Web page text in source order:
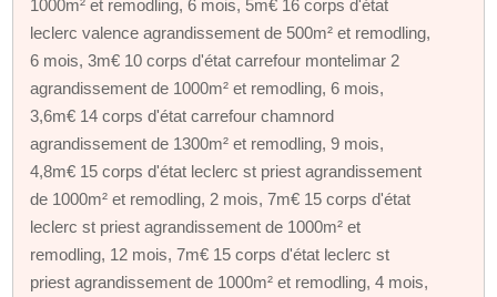
1000m² et remodling, 6 mois, 5m€ 16 corps d'état
leclerc valence agrandissement de 500m² et remodling,
6 mois, 3m€ 10 corps d'état carrefour montelimar 2
agrandissement de 1000m² et remodling, 6 mois,
3,6m€ 14 corps d'état carrefour chamnord
agrandissement de 1300m² et remodling, 9 mois,
4,8m€ 15 corps d'état leclerc st priest agrandissement
de 1000m² et remodling, 2 mois, 7m€ 15 corps d'état
leclerc st priest agrandissement de 1000m² et
remodling, 12 mois, 7m€ 15 corps d'état leclerc st
priest agrandissement de 1000m² et remodling, 4 mois,